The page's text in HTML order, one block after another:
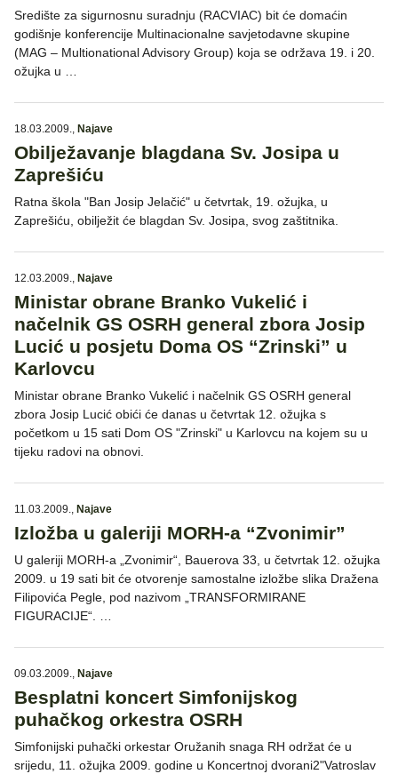
Središte za sigurnosnu suradnju (RACVIAC) bit će domaćin
godišnje konferencije Multinacionalne savjetodavne skupine
(MAG – Multionational Advisory Group) koja se održava 19. i 20.
ožujka u …
18.03.2009., Najave
Obilježavanje blagdana Sv. Josipa u
Zaprešiću
Ratna škola "Ban Josip Jelačić" u četvrtak, 19. ožujka, u
Zaprešiću, obilježit će blagdan Sv. Josipa, svog zaštitnika.
12.03.2009., Najave
Ministar obrane Branko Vukelić i
načelnik GS OSRH general zbora Josip
Lucić u posjetu Doma OS “Zrinski” u
Karlovcu
Ministar obrane Branko Vukelić i načelnik GS OSRH general
zbora Josip Lucić obići će danas u četvrtak 12. ožujka s
početkom u 15 sati Dom OS "Zrinski" u Karlovcu na kojem su u
tijeku radovi na obnovi.
11.03.2009., Najave
Izložba u galeriji MORH-a “Zvonimir”
U galeriji MORH-a „Zvonimir“, Bauerova 33, u četvrtak 12. ožujka
2009. u 19 sati bit će otvorenje samostalne izložbe slika Dražena
Filipovića Pegle, pod nazivom „TRANSFORMIRANE
FIGURACIJE“. …
09.03.2009., Najave
Besplatni koncert Simfonijskog
puhačkog orkestra OSRH
Simfonijski puhački orkestar Oružanih snaga RH održat će u
srijedu, 11. ožujka 2009. godine u Koncertnoj dvorani2"Vatroslav